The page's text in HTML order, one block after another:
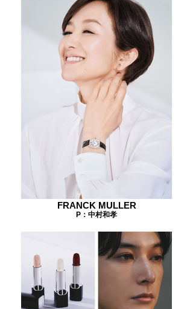
FRANCK MULLER
P：中村和孝